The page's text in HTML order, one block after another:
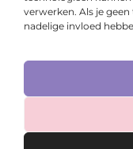
verwerken. Als je
nadelige invloed